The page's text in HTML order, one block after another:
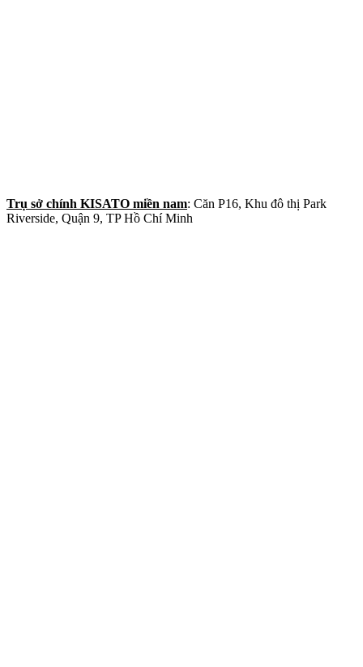
Trụ sở chính KISATO miền nam: Căn P16, Khu đô thị Park
Riverside, Quận 9, TP Hồ Chí Minh